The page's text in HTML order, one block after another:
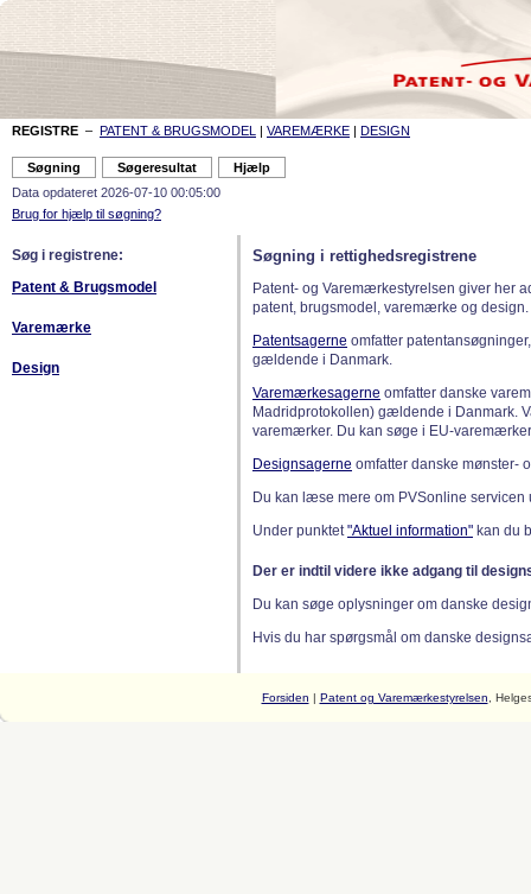
REGISTRE – PATENT & BRUGSMODEL | VAREMÆRKE | DESIGN
Data opdateret 2026-07-10 00:05:00
Brug for hjælp til søgning?
Søg i registrene:
Patent & Brugsmodel
Varemærke
Design
Søgning i rettighedsregistrene
Patent- og Varemærkestyrelsen giver her
patent, brugsmodel, varemærke og design.
Patentsagerne omfatter
gældende i Danmark.
Varemærkesagerne omfatter danske
Madridprotokollen) gældende i Danmark.
varemærker. Du kan søge i EU-
Designsagerne omfatter danske mønster-
Du kan læse mere om PVSonline
Under punktet"Aktuel information" kan du
Der er indtil videre ikke adgang til
Du kan søge oplysninger om danske
Hvis du har spørgsmål om danske
Forsiden | Patent og Varemærkestyrelsen ,